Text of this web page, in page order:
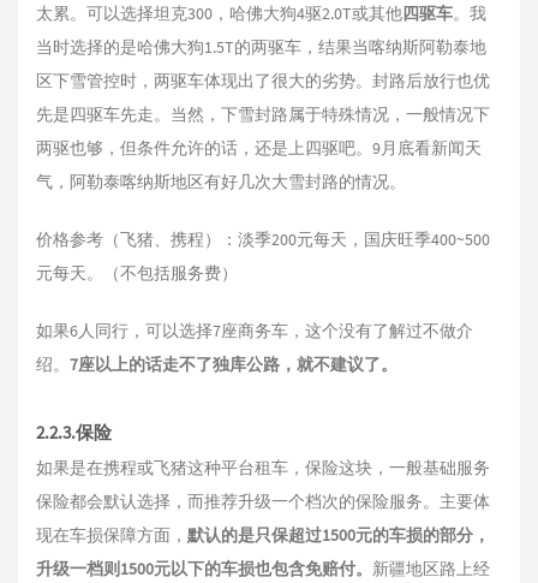
太累。可以选择坦克300，哈佛大狗4驱2.0T或其他四驱车。我
当时选择的是哈佛大狗1.5T的两驱车，结果当喀纳斯阿勒泰地
区下雪管控时，两驱车体现出了很大的劣势。封路后放行也优
先是四驱车先走。当然，下雪封路属于特殊情况，一般情况下
两驱也够，但条件允许的话，还是上四驱吧。9月底看新闻天
气，阿勒泰喀纳斯地区有好几次大雪封路的情况。
价格参考（飞猪、携程）：淡季200元每天，国庆旺季400~500
元每天。（不包括服务费）
如果6人同行，可以选择7座商务车，这个没有了解过不做介
绍。 7座以上的话走不了独库公路，就不建议了。
2.2.3.保险
如果是在携程或飞猪这种平台租车，保险这块，一般基础服务
保险都会默认选择，而推荐升级一个档次的保险服务。主要体
现在车损保障方面， 默认的是只保超过1500元的车损的部分，
升级一档则1500元以下的车损也包含免赔付。 新疆地区路上经